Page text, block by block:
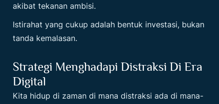
akibat tekanan ambisi.
Istirahat yang cukup adalah bentuk investasi, bukan
tanda kemalasan.
Strategi Menghadapi Distraksi Di Era
Digital
Kita hidup di zaman di mana distraksi ada di mana-